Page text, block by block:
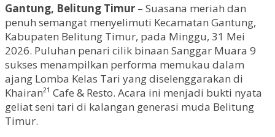
Gantung, Belitung Timur – Suasana meriah dan
penuh semangat menyelimuti Kecamatan Gantung,
Kabupaten Belitung Timur, pada Minggu, 31 Mei
2026. Puluhan penari cilik binaan Sanggar Muara 9
sukses menampilkan performa memukau dalam
ajang Lomba Kelas Tari yang diselenggarakan di
Khairan²¹ Cafe & Resto. Acara ini menjadi bukti nyata
geliat seni tari di kalangan generasi muda Belitung
Timur.